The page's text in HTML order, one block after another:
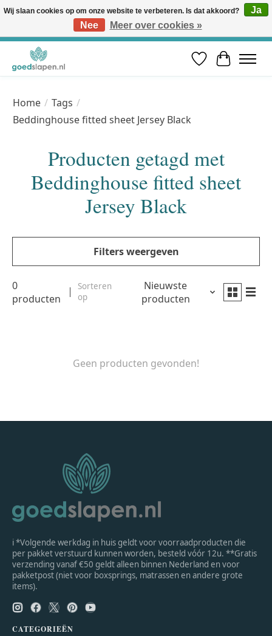
Vóór 12u besteld, volgende werkdag in huis* | Gratis verzending vanaf €50 | Professioneel slaapadvies
Verlanglijst
Home / Tags /
Beddinghouse fitted sheet Jersey Black
Producten getagd met
Beddinghouse fitted sheet
Jersey Black
Filters weergeven
0
producten
Sorteren
op
Nieuwste
producten
Geen producten gevonden!
ℹ *Volgende werkdag in huis geldt voor voorraadproducten die
per pakket verstuurd kunnen worden, besteld vóór 12u. **Gratis
verzending vanaf €50 geldt alleen binnen Nederland en voor
pakketpost (niet voor boxsprings, matrassen en andere grote
items).
CATEGORIEËN
Wij slaan cookies op om onze website te verbeteren. Is dat akkoord?
Ja
Nee
Meer over cookies »